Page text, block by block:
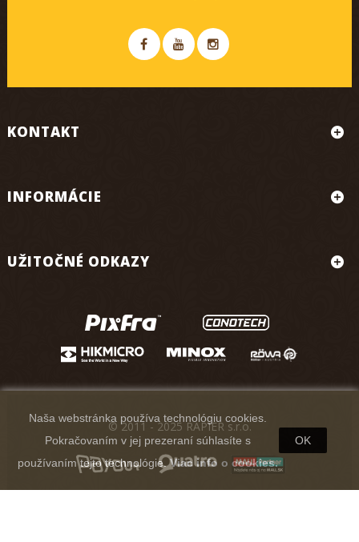
KONTAKT
INFORMÁCIE
UŽITOČNÉ ODKAZY
Naša webstránka používa technológiu cookies.
Pokračovaním v jej prezeraní súhlasíte s
používaním tejto technológie.Viac info o cookies.
OK
© 2011 - 2025 RAPIER s.r.o.